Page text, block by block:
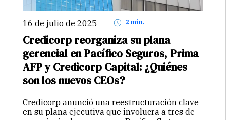
16 de julio de 2025 2 min.
Credicorp reorganiza su plana
gerencial en Pacífico Seguros, Prima
AFP y Credicorp Capital: ¿Quiénes
son los nuevos CEOs?
Credicorp anunció una reestructuración clave
en su plana ejecutiva que involucra a tres de